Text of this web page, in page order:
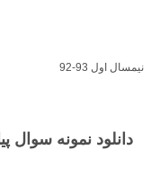
نیمسال اول 93-92
دانلود نمونه سوال